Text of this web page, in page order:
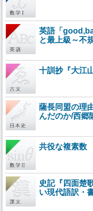
英語「
と最上級～不
十訓抄『大江
薩長同盟の理
んだのか/西郷
共役な複素数
史記『四面楚
い現代語訳・